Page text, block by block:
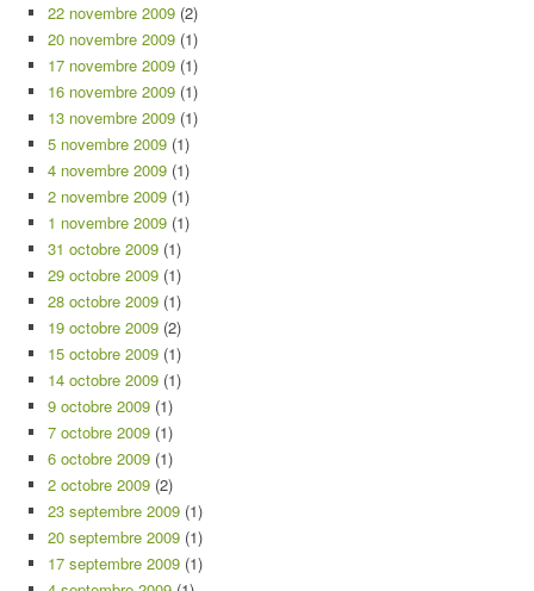
22 novembre 2009 (2)
20 novembre 2009 (1)
17 novembre 2009 (1)
16 novembre 2009 (1)
13 novembre 2009 (1)
5 novembre 2009 (1)
4 novembre 2009 (1)
2 novembre 2009 (1)
1 novembre 2009 (1)
31 octobre 2009 (1)
29 octobre 2009 (1)
28 octobre 2009 (1)
19 octobre 2009 (2)
15 octobre 2009 (1)
14 octobre 2009 (1)
9 octobre 2009 (1)
7 octobre 2009 (1)
6 octobre 2009 (1)
2 octobre 2009 (2)
23 septembre 2009 (1)
20 septembre 2009 (1)
17 septembre 2009 (1)